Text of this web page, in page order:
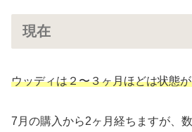
現在
ウッディは２〜３ヶ月ほどは状態
7月の購入から2ヶ月経ちますが、